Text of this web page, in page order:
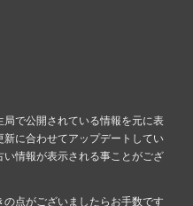
で公開されている情報を元に表
に合わせてアップデートしてい
い情報が表示される事ことがござ
点がございましたらお手数です